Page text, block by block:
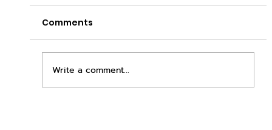
Comments
Write a comment...